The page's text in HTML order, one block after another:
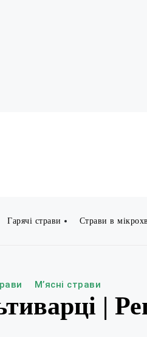
Гарячі страви Страви в
М’ясні страви
|